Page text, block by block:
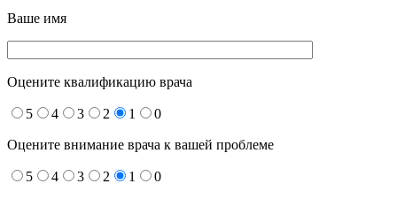
Ваше имя
Оцените квалификацию врача
5 4 3 2 1 0
Оцените внимание врача к вашей проблеме
5 4 3 2 1 0